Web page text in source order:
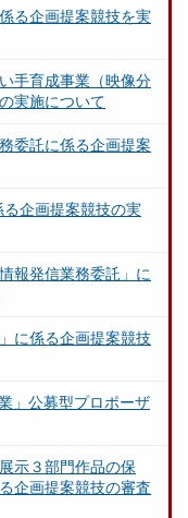
る企画提案競技を実
手育成事業（映像分
実施について
委託に係る企画提案
企画提案競技の実
報発信業務委託」に
に係る企画提案競技
」公募型プロポーザ
示３部門作品の保
企画提案競技の審査